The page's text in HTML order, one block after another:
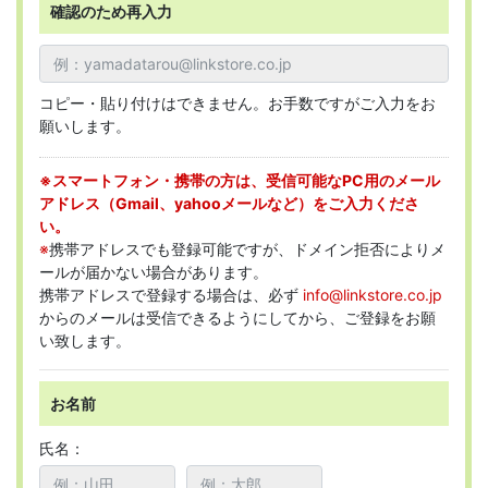
確認のため再入力
コピー・貼り付けはできません。お手数ですがご入力をお
願いします。
※スマートフォン・携帯の方は、受信可能なPC用のメール
アドレス（Gmail、yahooメールなど）をご入力くださ
い。
※携帯アドレスでも登録可能ですが、ドメイン拒否によりメ
ールが届かない場合があります。
携帯アドレスで登録する場合は、必ず info@linkstore.co.jp
からのメールは受信できるようにしてから、ご登録をお願
い致します。
お名前
氏名：